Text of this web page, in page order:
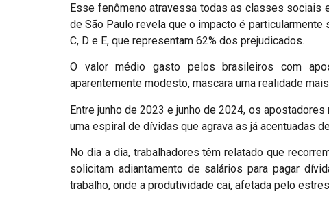
Esse fenômeno atravessa todas as classes sociais
de São Paulo revela que o impacto é
C, D e E, que representam 62% dos prejudicados.
O valor médio gasto pelos brasileiros com
aparentemente modesto, mascara uma realidade
Entre junho de 2023 e junho de 2024, os
uma espiral de dívidas que agrava as já acentuadas
No dia a dia, trabalhadores têm relatado que
solicitam adiantamento de salários para pagar
trabalho, onde a produtividade cai, afetada pelo